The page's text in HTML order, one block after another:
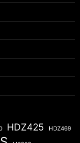
HDZ425 HDZ469